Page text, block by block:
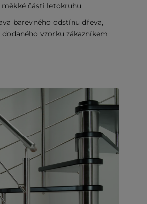
části letokruhu
barevného odstínu dřeva,
vzorku zákazníkem